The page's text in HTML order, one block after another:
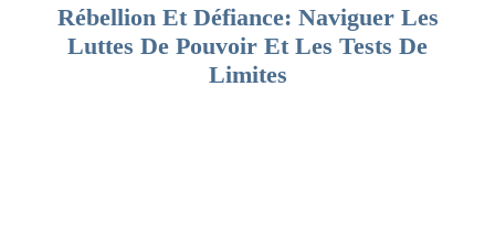
Rébellion Et Défiance: Naviguer Les
Luttes De Pouvoir Et Les Tests De
Limites